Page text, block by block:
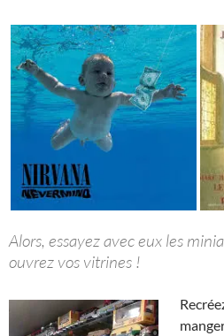
Alors, essayez avec eux les
ouvrez vos vitrines !